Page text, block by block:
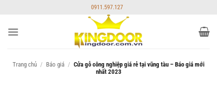
nội
0911.597.127
Trang chủ / Báo giá / Cửa gỗ công nghiệp giá rẻ tại vũng tàu – Báo giá mới
nhất 2023